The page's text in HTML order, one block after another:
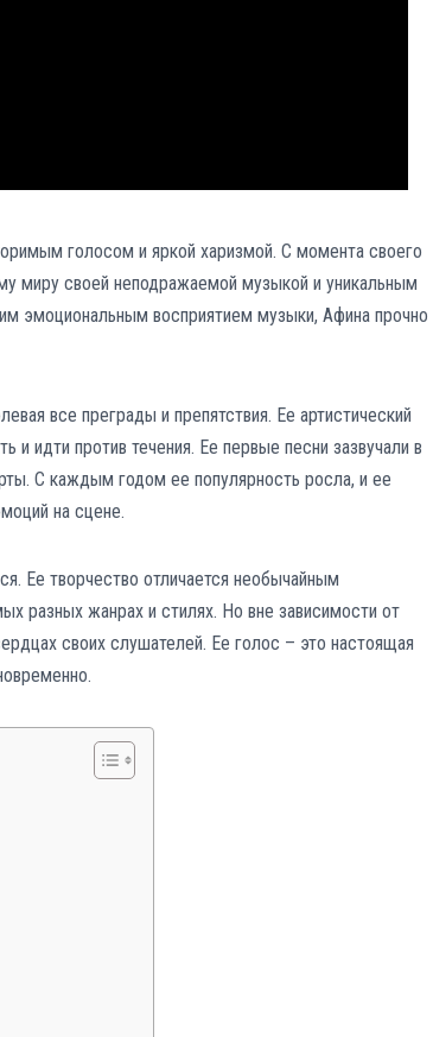
голосом и яркой харизмой. С момента своего
миру своей неподражаемой музыкой и уникальным
эмоциональным восприятием музыки, Афина прочно
все преграды и препятствия. Ее артистический
и идти против течения. Ее первые песни зазвучали в
С каждым годом ее популярность росла, и ее
на сцене.
Ее творчество отличается необычайным
разных жанрах и стилях. Но вне зависимости от
своих слушателей. Ее голос – это настоящая